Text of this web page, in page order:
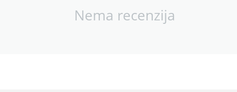
Nema recenzija